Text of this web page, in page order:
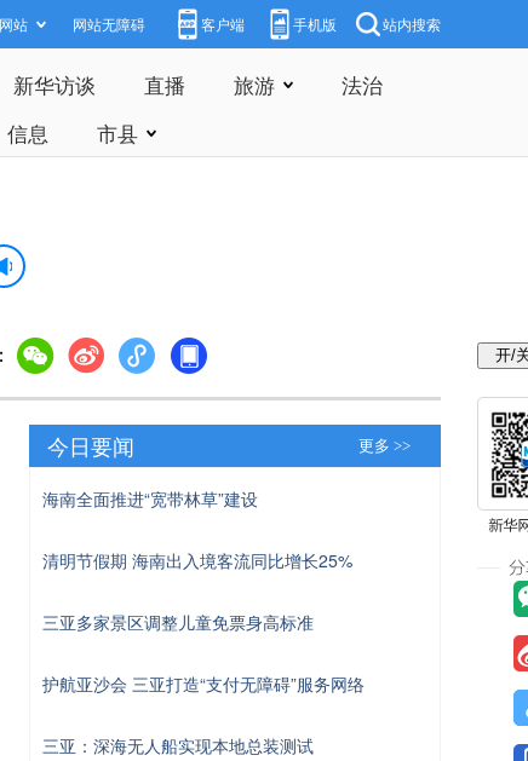
站 网站无障碍 客户端 手机版 站内搜索
新华访谈 直播 旅游
法治
信息 市县
今日要闻 更多 >>
海南全面推进“宽带林草”建设
清明节假期 海南出入境客流同比增长25%
三亚多家景区调整儿童免票身高标准
护航亚沙会 三亚打造“支付无障碍”服务网络
三亚：深海无人船实现本地总装测试